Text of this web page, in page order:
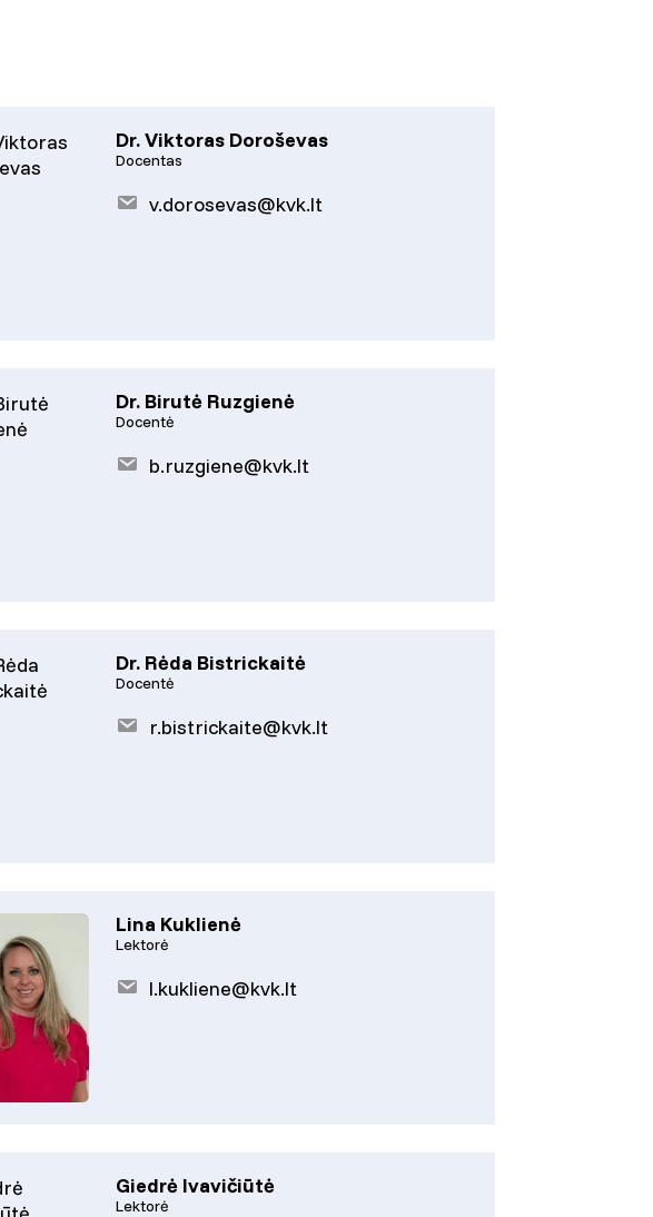
Dr. Viktoras Doroševas
Docentas
v.dorosevas@kvk.lt
Dr. Birutė Ruzgienė
Docentė
b.ruzgiene@kvk.lt
Dr. Rėda Bistrickaitė
Docentė
r.bistrickaite@kvk.lt
Lina Kuklienė
Lektorė
l.kukliene@kvk.lt
Giedrė Ivavičiūtė
Lektorė